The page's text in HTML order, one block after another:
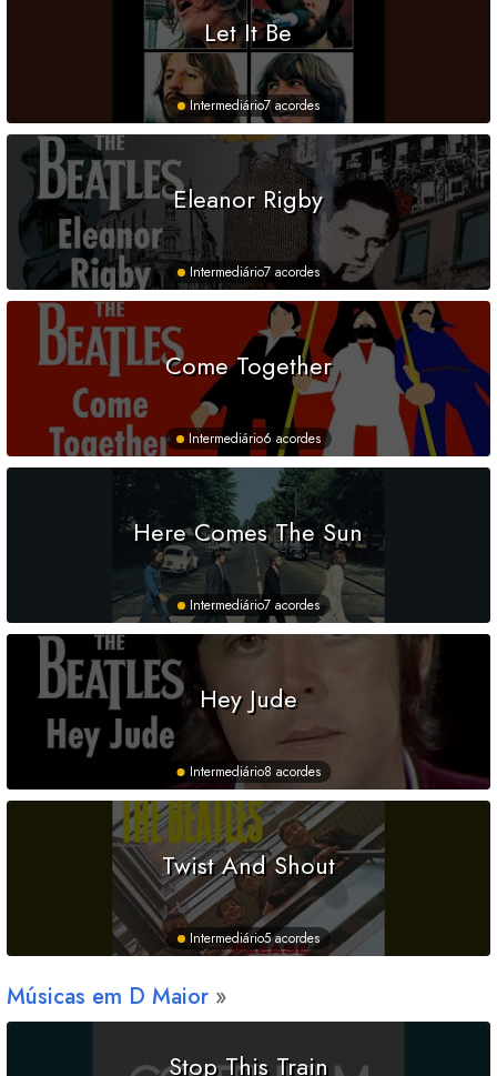
Let It Be
Intermediário7 acordes
Eleanor Rigby
Intermediário7 acordes
Come Together
Intermediário6 acordes
Here Comes The Sun
Intermediário7 acordes
Hey Jude
Intermediário8 acordes
Twist And Shout
Intermediário5 acordes
Músicas em D Maior
Stop This Train